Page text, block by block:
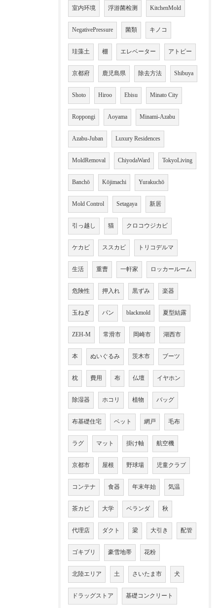
室内环境 浮游菌检测 KitchenMold
NegativePressure 菌類 キノコ
珪藻土 棚 エレベーター アトピー
京都府 鹿児島県 除去方法 Shibuya
Shoto Hiroo Ebisu Minato City
Roppongi Aoyama Minami-Azabu
Azabu-Juban Luxury Residences
MoldRemoval ChiyodaWard TokyoLiving
Banchō Kōjimachi Yurakuchō
Mold Control Setagaya 新居
引っ越し 猫 クロコウジカビ
ケカビ ススカビ トリコデルマ
生活 重曹 一軒家 ロッカールーム
危険性 押入れ 黒ずみ 楽器
玉ねぎ パン blackmold 夏型結露
ZEH-M 常滑市 岡崎市 湖西市
本 ぬいぐるみ 茨木市 ブーツ
枕 費用 布 仏壇 イヤホン
除湿器 ホコリ 植物 バッグ
布基礎住宅 ベット 網戸 毛布
ラグ マット 掛け軸 航空機
京都市 屋根 野球場 児童クラブ
コンテナ 食器 年末年始 気温
茶カビ 大学 ベランダ 秋
代理店 ダクト 梁 大引き 配管
ゴキブリ 豪雪地帯 花粉
北陸エリア 土 さいたま市 犬
ドラッグストア 基礎コンクリート